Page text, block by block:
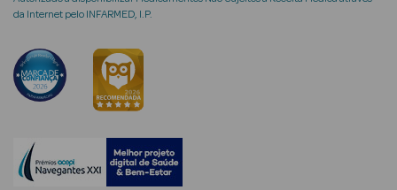
Séruns Faciais
Creme de Olhos
Anti-
envelhecimento
da Internet pelo INFARMED, I.P.